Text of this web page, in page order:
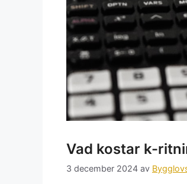
Vad kostar k-
3 december 2024 av